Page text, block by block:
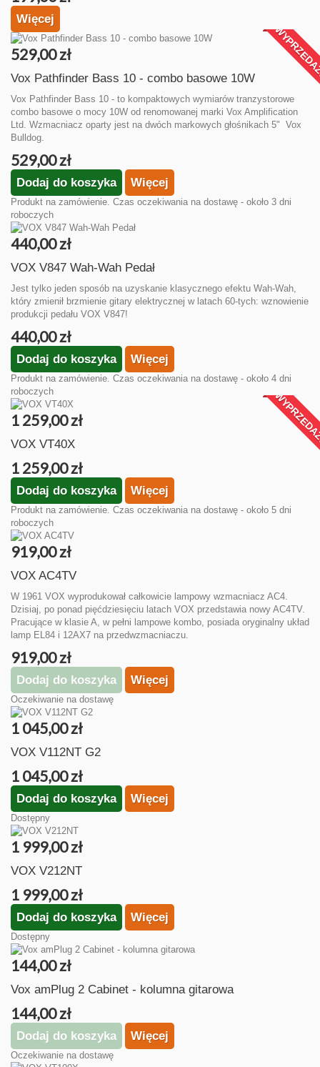
Więcej
529,00 zł
Vox Pathfinder Bass 10 - combo basowe 10W
Vox Pathfinder Bass 10 - to kompaktowych wymiarów tranzystorowe
combo basowe o mocy 10W od renomowanej marki Vox Amplification
Ltd. Wzmacniacz oparty jest na dwóch markowych głośnikach 5" Vox
Bulldog.
529,00 zł
Dodaj do koszyka Więcej
Produkt na zamówienie. Czas oczekiwania na dostawę - około 3 dni
roboczych
440,00 zł
VOX V847 Wah-Wah Pedał
Jest tylko jeden sposób na uzyskanie klasycznego efektu Wah-Wah,
który zmienił brzmienie gitary elektrycznej w latach 60-tych: wznowienie
produkcji pedału VOX V847!
440,00 zł
Dodaj do koszyka Więcej
Produkt na zamówienie. Czas oczekiwania na dostawę - około 4 dni
roboczych
1 259,00 zł
VOX VT40X
1 259,00 zł
Dodaj do koszyka Więcej
Produkt na zamówienie. Czas oczekiwania na dostawę - około 5 dni
roboczych
919,00 zł
VOX AC4TV
W 1961 VOX wyprodukował całkowicie lampowy wzmacniacz AC4.
Dzisiaj, po ponad pięćdziesięciu latach VOX przedstawia nowy AC4TV.
Pracujące w klasie A, w pełni lampowe kombo, posiada oryginalny układ
lamp EL84 i 12AX7 na przedwzmacniaczu.
919,00 zł
Dodaj do koszyka Więcej
Oczekiwanie na dostawę
1 045,00 zł
VOX V112NT G2
1 045,00 zł
Dodaj do koszyka Więcej
Dostępny
1 999,00 zł
VOX V212NT
1 999,00 zł
Dodaj do koszyka Więcej
Dostępny
144,00 zł
Vox amPlug 2 Cabinet - kolumna gitarowa
144,00 zł
Dodaj do koszyka Więcej
Oczekiwanie na dostawę